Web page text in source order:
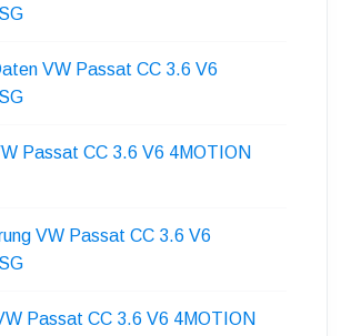
VW Passat CC 3.6 V6
Passat CC 3.6 V6 4MOTION
VW Passat CC 3.6 V6
Passat CC 3.6 V6 4MOTION